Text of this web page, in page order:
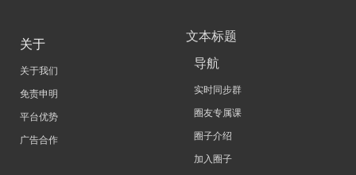
关于
关于我们
免责申明
平台优势
广告合作
文本标题
导航
实时同步群
圈友专属课
圈子介绍
加入圈子